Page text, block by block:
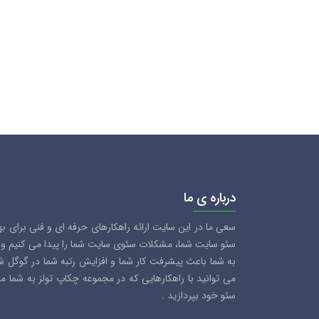
درباره ی ما
سعی ما در این سایت ارائه راهکارهای حرفه ای و فنی
سئو سایت شما، مشکلات سئوی سایت شما را پیدا می کنیم و
به شما باعث پیشرفت کار شما و افزایش رتبه شما در
می توانید با راهکارهایی که در مجموعه چکاپ تولز به
سئو خود بپردازید .